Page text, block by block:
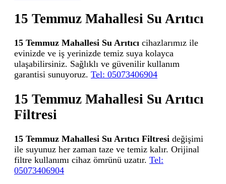
15 Temmuz Mahallesi Su Arıtıcı
15 Temmuz Mahallesi Su Arıtıcı cihazlarımız ile
evinizde ve iş yerinizde temiz suya kolayca
ulaşabilirsiniz. Sağlıklı ve güvenilir kullanım
garantisi sunuyoruz. Tel: 05073406904
15 Temmuz Mahallesi Su Arıtıcı
Filtresi
15 Temmuz Mahallesi Su Arıtıcı Filtresi değişimi
ile suyunuz her zaman taze ve temiz kalır. Orijinal
filtre kullanımı cihaz ömrünü uzatır. Tel:
05073406904